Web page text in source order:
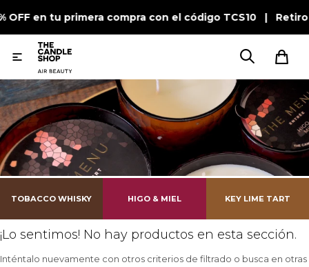
en tu primera compra con el código TCS10 |

TOBACCO WHISKY HIGO & MIEL KEY LIME TART
¡Lo sentimos! No hay productos en esta sección.
Inténtalo nuevamente con otros criterios de filtrado o busca en otras